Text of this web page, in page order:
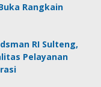
Rangkain
RI Sulteng,
Pelayanan